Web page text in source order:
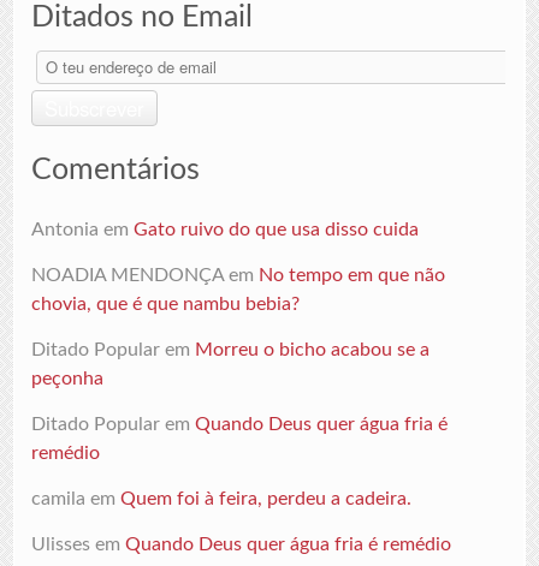
Ditados no Email
O
teu
de
email
Comentários
Antonia emGato ruivo do que usa disso cuida
NOADIA MENDONÇAem No tempo em que não
chovia, que é que nambu bebia?
Ditado Popular em Morreu o bicho acabou se a
peçonha
Ditado Popular emQuando Deus quer água fria é
remédio
camila emQuem foi à feira, perdeu a cadeira.
Ulisses emQuando Deus quer água fria é remédio